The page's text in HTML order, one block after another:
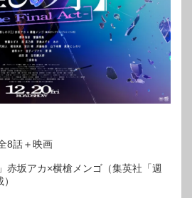
8話＋映画
赤坂アカ×横槍メンゴ（集英社「週